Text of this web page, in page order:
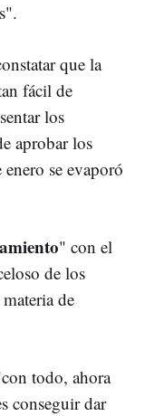
que la
fácil de
los
aprobar los
se evaporó
" con el
de los
de
todo, ahora
conseguir dar